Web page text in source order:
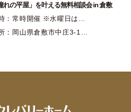
れの平屋」を叶える無料相談会 in 倉敷
：常時開催 ※水曜日は…
：岡山県倉敷市中庄3-1…